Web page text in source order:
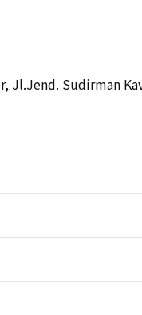
Jl.Jend. Sudirman